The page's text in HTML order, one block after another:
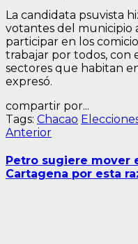
La candidata psuvista
votantes del municipio
participar en los
trabajar por todos, con
sectores que habitan
expresó.
compartir por...
Tags: Chacao
Navegación
de
entradas
AnteriorEntrada
Petro sugiere mover
Cartagena por esta